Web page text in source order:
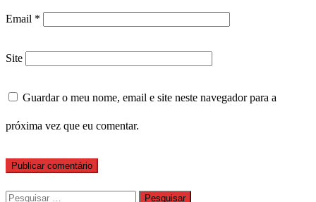
Email *
Site
Guardar o meu nome, email e site neste navegador para a
próxima vez que eu comentar.
Pesquisar